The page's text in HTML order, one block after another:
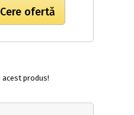
acest produs!